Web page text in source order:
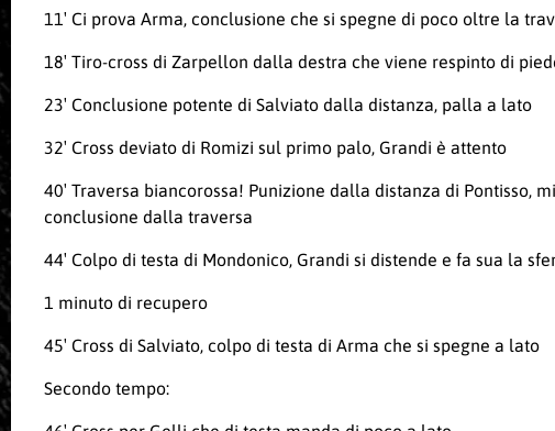
11′ Ci prova Arma, conclusione che si spegne di poco oltre la
18′ Tiro-cross di Zarpellon dalla destra che viene respinto di
23′ Conclusione potente di Salviato dalla distanza, palla a lato
32′ Cross deviato di Romizi sul primo palo, Grandi è attento
40′ Traversa biancorossa! Punizione dalla distanza di
conclusione dalla traversa
44′ Colpo di testa di Mondonico, Grandi si distende e fa sua la
1 minuto di recupero
45′ Cross di Salviato, colpo di testa di Arma che si spegne a lato
Secondo tempo: